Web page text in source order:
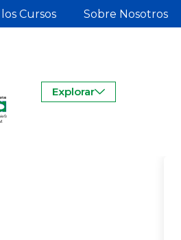
Cursos Sobre Nosotros
Explorar